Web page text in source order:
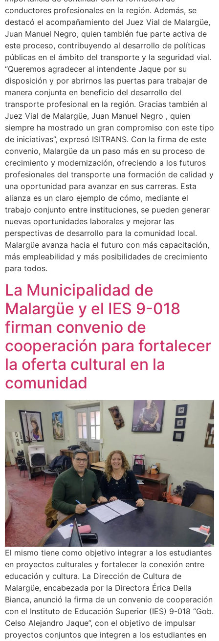
conductores profesionales en la región. Además, se
destacó el acompañamiento del Juez Vial de Malargüe,
Juan Manuel Negro, quien también fue parte activa de
este proceso, contribuyendo al desarrollo de políticas
públicas en el ámbito del transporte y la seguridad vial.
“Queremos agradecer al intendente Jaque por su
disposición y por abrirnos las puertas para trabajar de
manera conjunta en beneficio del desarrollo del
transporte profesional en la región. Gracias también al
Juez Vial de Malargüe, Juan Manuel Negro , quien
siempre ha mostrado un gran compromiso con este tipo
de iniciativas”, expresó ISITRANS. Con la firma de este
convenio, Malargüe da un paso más en su proceso de
crecimiento y modernización, ofreciendo a los futuros
profesionales del transporte una formación de calidad y
una oportunidad para avanzar en sus carreras. Esta
alianza es un claro ejemplo de cómo, mediante el
trabajo conjunto entre instituciones, se pueden generar
nuevas oportunidades laborales y mejorar las
perspectivas de desarrollo para la comunidad local.
Malargüe avanza hacia el futuro con más capacitación,
más empleabilidad y más posibilidades de crecimiento
para todos.
La Municipalidad de
Malargüe y el IES 9-018
firman convenio de
cooperación para fortalecer
la oferta cultural en la
comunidad
El mismo tiene como objetivo integrar a los estudiantes
en proyectos culturales y fortalecer la conexión entre
educación y cultura. La Dirección de Cultura de
Malargüe, encabezada por la Directora Érica Della
Bianca, anunció la firma de un convenio de cooperación
con el Instituto de Educación Superior (IES) 9-018 “Gob.
Celso Alejandro Jaque”, con el objetivo de impulsar
proyectos conjuntos que integren a los estudiantes en